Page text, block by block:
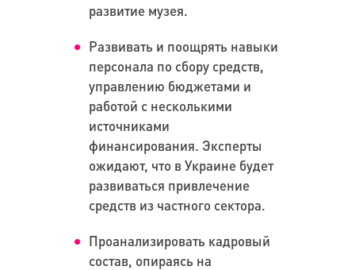
развитие музея.
Развивать и поощрять навыки
персонала по сбору средств,
управлению бюджетами и
работой с несколькими
источниками
финансирования. Эксперты
ожидают, что в Украине будет
развиваться привлечение
средств из частного сектора.
Проанализировать кадровый
состав, опираясь на